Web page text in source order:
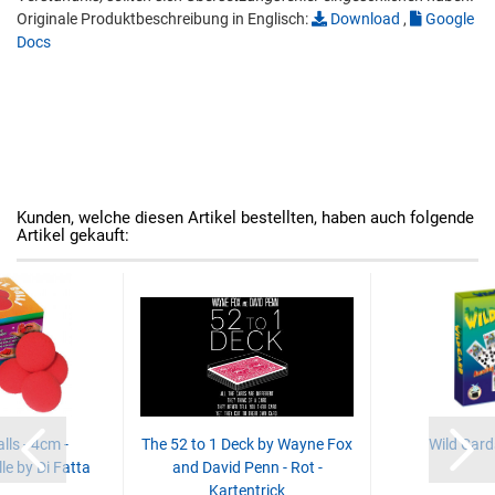
Originale Produktbeschreibung in Englisch:
Download ,
Google
Docs
Kunden, welche diesen Artikel bestellten, haben auch folgende
Artikel gekauft:
- 4cm -
by Di Fatta
The 52 to 1 Deck by Wayne Fox
and David Penn - Rot -
Kartentrick
Wild